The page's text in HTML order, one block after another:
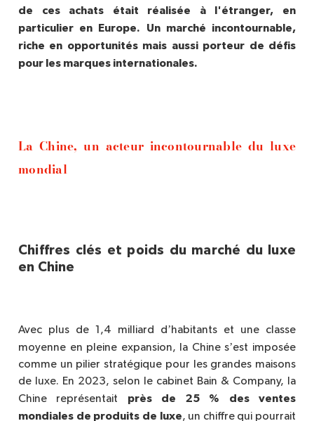
de ces achats était réalisée à l'étranger, en
particulier en Europe. Un marché incontournable,
riche en opportunités mais aussi porteur de défis
pour les marques internationales.
La Chine, un acteur incontournable du luxe
mondial
Chiffres clés et poids du marché du luxe
en Chine
Avec plus de 1,4 milliard d’habitants et une classe
moyenne en pleine expansion, la Chine s’est imposée
comme un pilier stratégique pour les grandes maisons
de luxe. En 2023, selon le cabinet Bain & Company, la
Chine représentait près de 25 % des ventes
mondiales de produits de luxe, un chiffre qui pourrait